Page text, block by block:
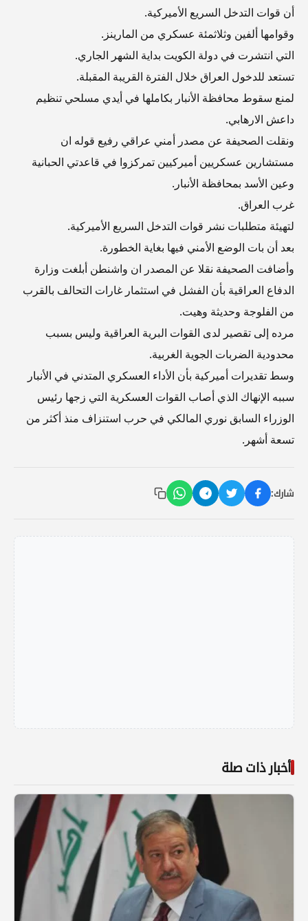
أن قوات التدخل السريع الأميركية.
وقوامها ألفين وثلاثمئة عسكري من المارينز.
التي انتشرت في دولة الكويت بداية الشهر الجاري.
تستعد للدخول العراق خلال الفترة القريبة المقبلة.
لمنع سقوط محافظة الأنبار بكاملها في أيدي مسلحي تنظيم
داعش الارهابي.
ونقلت الصحيفة عن مصدر أمني عراقي رفيع قوله ان
مستشارين عسكريين أميركيين تمركزوا في قاعدتي الحبانية
وعين الأسد بمحافظة الأنبار.
غرب العراق.
لتهيئة متطلبات نشر قوات التدخل السريع الأميركية.
بعد أن بات الوضع الأمني فيها بغاية الخطورة.
وأضافت الصحيفة نقلا عن المصدر ان واشنطن أبلغت وزارة
الدفاع العراقية بأن الفشل في استثمار غارات التحالف بالقرب
من الفلوجة وحديثة وهيت.
مرده إلى تقصير لدى القوات البرية العراقية وليس بسبب
محدودية الضربات الجوية الغربية.
وسط تقديرات أميركية بأن الأداء العسكري المتدني في الأنبار
سببه الإنهاك الذي أصاب القوات العسكرية التي زجها رئيس
الوزراء السابق نوري المالكي في حرب استنزاف منذ أكثر من
تسعة أشهر.
شارك:
أخبار ذات صلة